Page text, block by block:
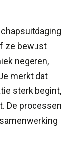
ze bewust
negeren,
merkt dat
sterk begint,
De processen